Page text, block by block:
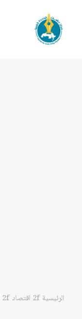
الرئيسية اقتصاد